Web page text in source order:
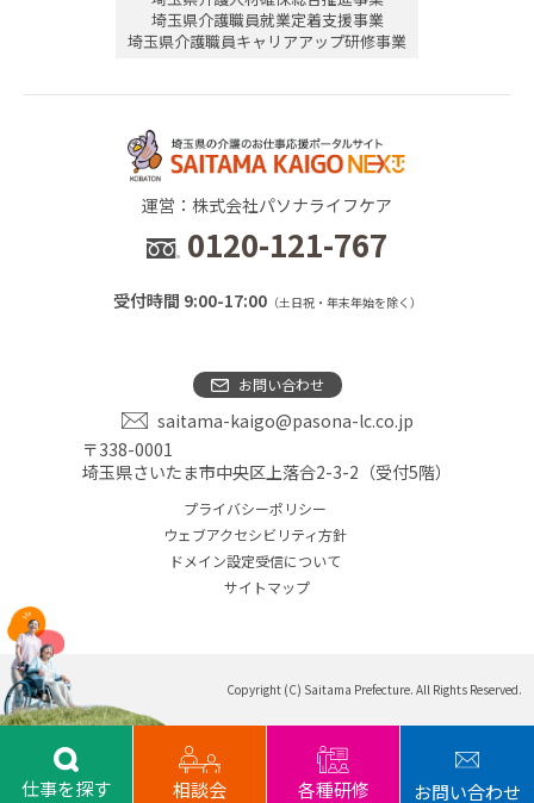
仕事を探す 相談会 各種研修 お問い合わせ
埼玉県介護職員就業定着支援事業
埼玉県介護職員キャリアアップ研修事業
運営：株式会社パソナライフケア
0120-121-767
受付時間 9:00-17:00（土日祝・年末年始を除く）
お問い合わせ
saitama-kaigo@pasona-lc.co.jp
〒338-0001
埼玉県さいたま市中央区上落合2-3-2（受付5階）
プライバシーポリシー
ウェブアクセシビリティ方針
ドメイン設定受信について
サイトマップ
Copyright (C) Saitama Prefecture. All Rights Reserved.